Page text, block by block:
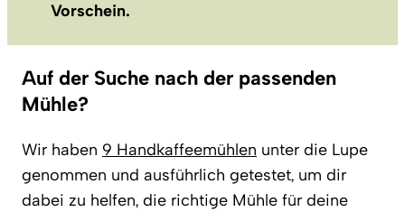
Vorschein.
Auf der Suche nach der passenden
Mühle?
Wir haben 9 Handkaffeemühlen unter die Lupe
genommen und ausführlich getestet, um dir
dabei zu helfen, die richtige Mühle für deine